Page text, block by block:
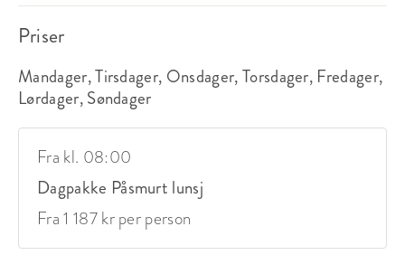
Priser
Mandager, Tirsdager, Onsdager, Torsdager, Fredager,
Lørdager, Søndager
Fra kl. 08:00
Dagpakke Påsmurt lunsj
Fra 1 187 kr per person